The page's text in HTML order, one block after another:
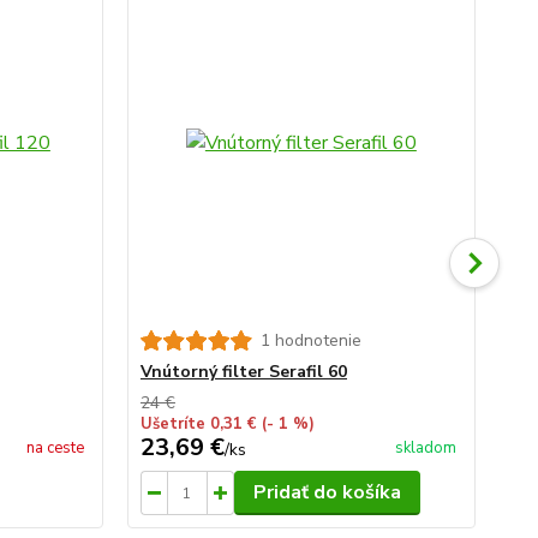
na ceste
1 hodnotenie
Vnútorný filter Serafil 60
24 €
Ušetríte 0,31 € (- 1 %)
23,69 €/ks skladom
Pridať do košíka